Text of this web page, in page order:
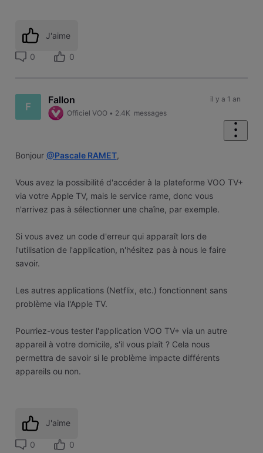
J'aime
0 0
F
Fallon
Officiel VOO • 2.4K messages
il y a 1 an
Bonjour @Pascale RAMET,
Vous avez la possibilité d'accéder à la plateforme VOO TV+
via votre Apple TV, mais le service rame, donc vous
n'arrivez pas à sélectionner une chaîne, par exemple.
Si vous avez un code d'erreur qui apparaît lors de
l'utilisation de l'application, n'hésitez pas à nous le faire
savoir.
Les autres applications (Netflix, etc.) fonctionnent sans
problème via l'Apple TV.
Pourriez-vous tester l'application VOO TV+ via un autre
appareil à votre domicile, s'il vous plaît ? Cela nous
permettra de savoir si le problème impacte différents
appareils ou non.
J'aime
0 0